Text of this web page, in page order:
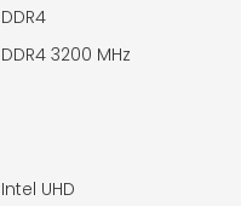
DDR4
DDR4 3200 MHz
Intel UHD